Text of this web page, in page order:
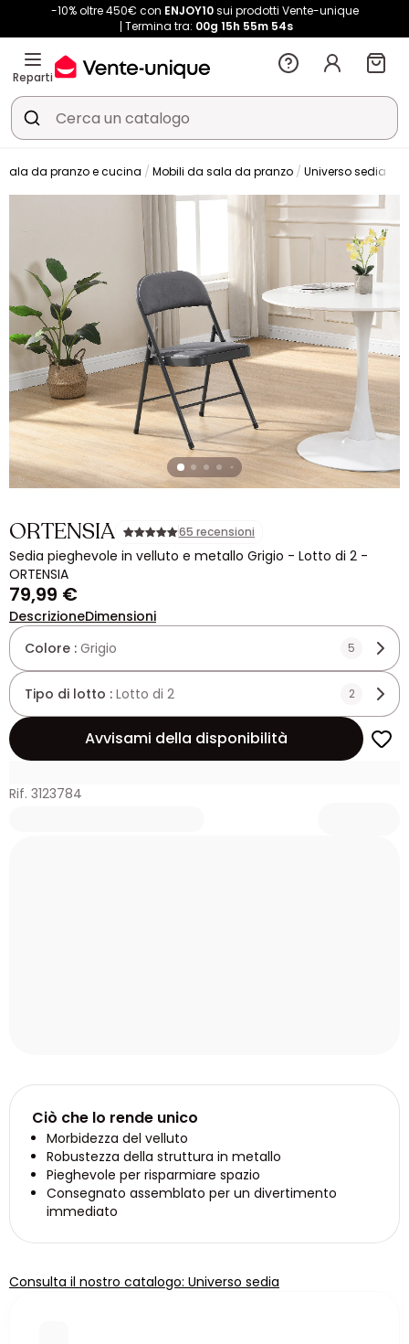
-10% oltre 450€ con ENJOY10sui prodotti Vente-unique
Termina tra: 00g 15h 55m 52s
Reparti
Sala da pranzo e cucina Mobili da sala da pranzo Universo sedia
ORTENSIA 65 recensioni
Sedia pieghevole in velluto e metallo Grigio - Lotto di 2 -
ORTENSIA
79,99 €
DescrizioneDimensioni
Colore : Grigio 5
Tipo di lotto : Lotto di 2 2
Avvisami della disponibilità
Rif. 3123784
Ciò che lo rende unico
Morbidezza del velluto
Robustezza della struttura in metallo
Pieghevole per risparmiare spazio
Consegnato assemblato per un divertimento
immediato
Consulta il nostro catalogo: Universo sedia